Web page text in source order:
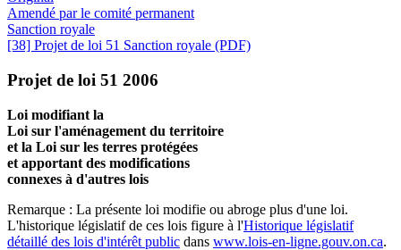
Amendé par le comité permanent
Sanction royale
[38] Projet de loi 51 Sanction royale (PDF)
Projet de loi 51 2006
Loi modifiant la
Loi sur l'aménagement du territoire
et la Loi sur les terres protégées
et apportant des modifications
connexes à d'autres lois
Remarque : La présente loi modifie ou abroge plus d'une loi.
L'historique législatif de ces lois figure à l'Historique législatif
détaillé des lois d'intérêt public dans www.lois-en-ligne.gouv.on.ca.